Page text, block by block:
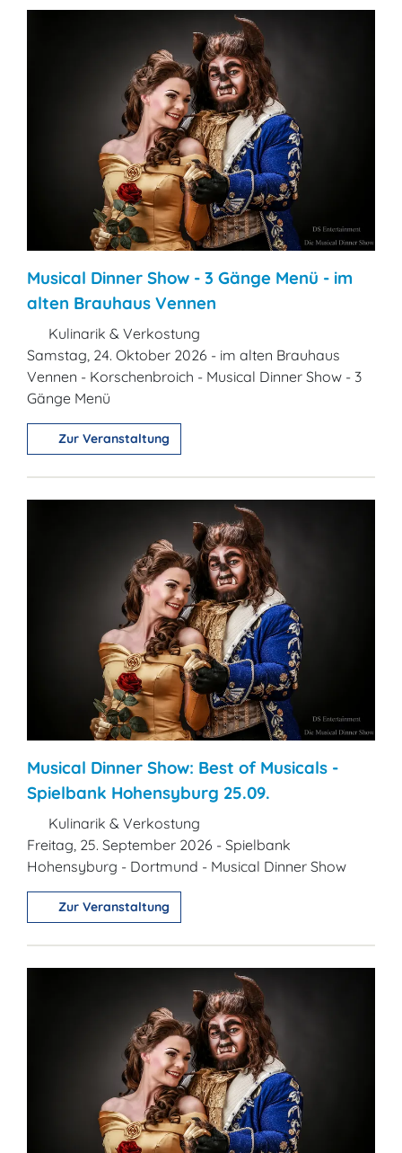
Musical Dinner Show - 3 Gänge Menü - im
alten Brauhaus Vennen
Kulinarik & Verkostung
Samstag, 24. Oktober 2026 - im alten Brauhaus
Vennen - Korschenbroich - Musical Dinner Show - 3
Gänge Menü
Zur Veranstaltung
Musical Dinner Show: Best of Musicals -
Spielbank Hohensyburg 25.09.
Kulinarik & Verkostung
Freitag, 25. September 2026 - Spielbank
Hohensyburg - Dortmund - Musical Dinner Show
Zur Veranstaltung